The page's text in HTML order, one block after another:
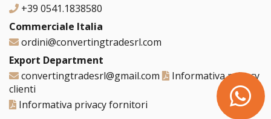
+39 0541.1838580
Commerciale Italia
ordini@convertingtradesrl.com
Export Department
convertingtradesrl@gmail.com
Informativa privacy
clienti
Informativa privacy fornitori